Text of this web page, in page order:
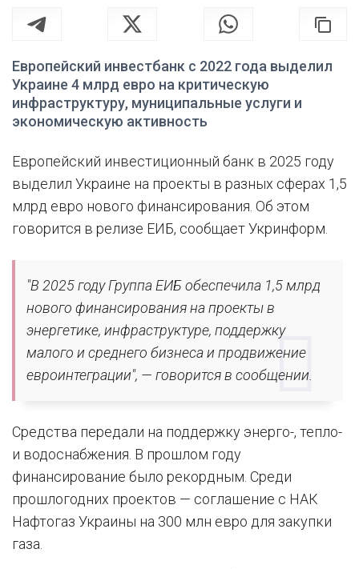
Европейский инвестбанк с 2022 года выделил
Украине 4 млрд евро на критическую
инфраструктуру, муниципальные услуги и
экономическую активность
Европейский инвестиционный банк в 2025 году
выделил Украине на проекты в разных сферах 1,5
млрд евро нового финансирования. Об этом
говорится в релизе ЕИБ, сообщает Укринформ.
"В 2025 году Группа ЕИБ обеспечила 1,5 млрд
нового финансирования на проекты в
энергетике, инфраструктуре, поддержку
малого и среднего бизнеса и продвижение
евроинтеграции", — говорится в сообщении.
Средства передали на поддержку энерго-, тепло-
и водоснабжения. В прошлом году
финансирование было рекордным. Среди
прошлогодних проектов — соглашение с НАК
Нафтогаз Украины на 300 млн евро для закупки
газа.